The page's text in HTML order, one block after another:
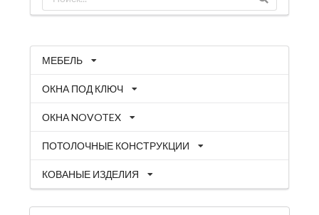
МЕБЕЛЬ
ОКНА ПОД КЛЮЧ
ОКНА NOVOTEX
ПОТОЛОЧНЫЕ КОНСТРУКЦИИ
КОВАНЫЕ ИЗДЕЛИЯ